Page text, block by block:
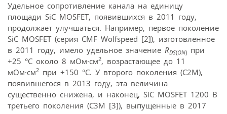
Удельное сопротивление канала на единицу
площади SiC MOSFET, появившихся в 2011 году,
продолжает улучшаться. Например, первое поколение
SiC MOSFET (серия CMF Wolfspeed [2]), изготовленное
в 2011 году, имело удельное значение RDS(ON) при
+25 °C около 8 мОм·см2, возрастающее до 11
мОм·см2 при +150 °С. У второго поколения (C2M),
появившегося в 2013 году, эта величина
существенно снижена, и наконец, SiC MOSFET 1200 В
третьего поколения (C3M [3]), выпущенные в 2017